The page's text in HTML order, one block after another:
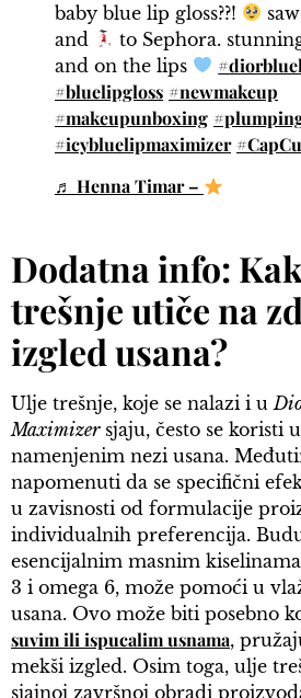
baby blue lip gloss??!
and
to Sephora.
and on the lips
#bluelipgloss #newmakeup
#makeupunboxing
#icybluelipmaximizer
♬ Henna Timar –
Dodatna info:
trešnje utiče na
izgled usana?
Ulje trešnje, koje se nalazi i u
Maximizersjaju, često se koristi
namenjenim nezi usana.
napomenuti da se specifični
u zavisnosti od formulacije
individualnih preferencija.
esencijalnim masnim
3 i omega 6, može pomoći u
usana. Ovo može biti posebno
suvim ili ispucalim usnama,
mekši izgled. Osim toga, ulje
sjajnoj završnoj obradi